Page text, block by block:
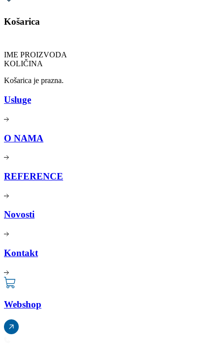
Košarica
IME PROIZVODA
KOLIČINA
Košarica je prazna.
Usluge
O NAMA
REFERENCE
Novosti
Kontakt
Webshop